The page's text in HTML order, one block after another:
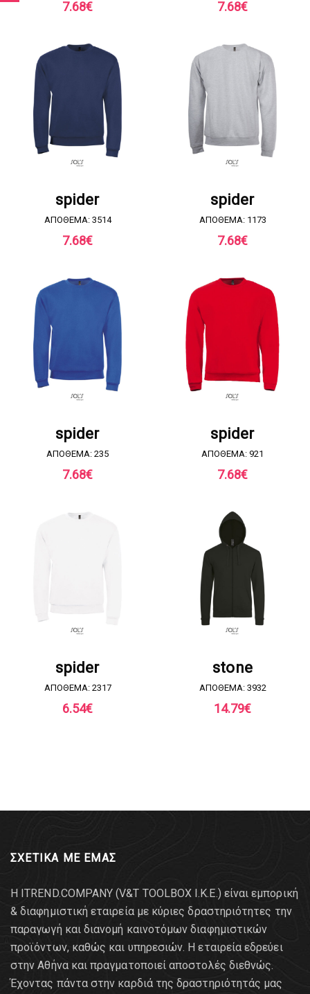
7.68€ 7.68€
spider
ΑΠΟΘΕΜΑ: 3514
7.68€
spider
ΑΠΟΘΕΜΑ: 1173
7.68€
spider
ΑΠΟΘΕΜΑ: 235
7.68€
spider
ΑΠΟΘΕΜΑ: 921
7.68€
spider
ΑΠΟΘΕΜΑ: 2317
6.54€
stone
ΑΠΟΘΕΜΑ: 3932
14.79€
ΣΧΕΤΙΚΑ ΜΕ ΕΜΑΣ
Η ITREND.COMPANY (V&T TOOLBOX Ι.Κ.Ε.) είναι εμπορική
& διαφημιστική εταιρεία με κύριες δραστηριότητες την
παραγωγή και διανομή καινοτόμων διαφημιστικών
προϊόντων, καθώς και υπηρεσιών. Η εταιρεία εδρεύει
στην Αθήνα και πραγματοποιεί αποστολές διεθνώς.
Έχοντας πάντα στην καρδιά της δραστηριότητάς μας